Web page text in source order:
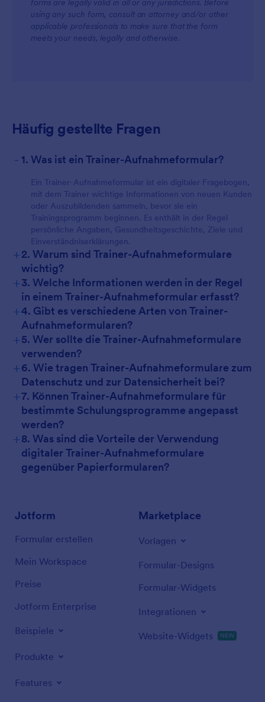
forms are legally valid in all or any jurisdictions. Before
using any such form, consult an attorney and/or other
applicable professionals to make sure that the form
meets your needs, legally and otherwise.
Häufig gestellte Fragen
- 1. Was ist ein Trainer-Aufnahmeformular?
Ein Trainer-Aufnahmeformular ist ein digitaler Fragebogen,
mit dem Trainer wichtige Informationen von neuen Kunden
oder Auszubildenden sammeln, bevor sie ein
Trainingsprogramm beginnen. Es enthält in der Regel
persönliche Angaben, Gesundheitsgeschichte, Ziele und
Einverständniserklärungen.
+2. Warum sind Trainer-Aufnahmeformulare
wichtig?
+3. Welche Informationen werden in der Regel
in einem Trainer-Aufnahmeformular erfasst?
+4. Gibt es verschiedene Arten von Trainer-
Aufnahmeformularen?
+5. Wer sollte die Trainer-Aufnahmeformulare
verwenden?
+6. Wie tragen Trainer-Aufnahmeformulare zum
Datenschutz und zur Datensicherheit bei?
+7. Können Trainer-Aufnahmeformulare für
bestimmte Schulungsprogramme angepasst
werden?
+8. Was sind die Vorteile der Verwendung
digitaler Trainer-Aufnahmeformulare
gegenüber Papierformularen?
Jotform
Formular erstellen
Mein Workspace
Preise
Jotform Enterprise
Beispiele
Produkte
Features
Marketplace
Vorlagen
Formular-Designs
Formular-Widgets
Integrationen
Website-Widgets NEW